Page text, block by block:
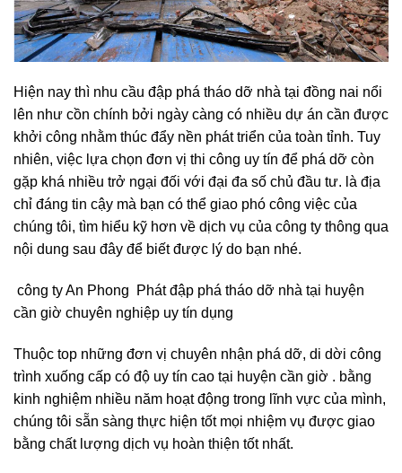
Hiện nay thì nhu cầu đập phá tháo dỡ nhà tại đồng nai nổi
lên như cồn chính bởi ngày càng có nhiều dự án cần được
khởi công nhằm thúc đẩy nền phát triển của toàn tỉnh. Tuy
nhiên, việc lựa chọn đơn vị thi công uy tín để phá dỡ còn
gặp khá nhiều trở ngại đối với đại đa số chủ đầu tư. là địa
chỉ đáng tin cậy mà bạn có thể giao phó công việc của
chúng tôi, tìm hiểu kỹ hơn về dịch vụ của công ty thông qua
nội dung sau đây để biết được lý do bạn nhé.
công ty An Phong Phát đập phá tháo dỡ nhà tại huyện
cần giờ chuyên nghiệp uy tín dụng
Thuộc top những đơn vị chuyên nhận phá dỡ, di dời công
trình xuống cấp có độ uy tín cao tại huyện cần giờ . bằng
kinh nghiệm nhiều năm hoạt động trong lĩnh vực của mình,
chúng tôi sẵn sàng thực hiện tốt mọi nhiệm vụ được giao
bằng chất lượng dịch vụ hoàn thiện tốt nhất.